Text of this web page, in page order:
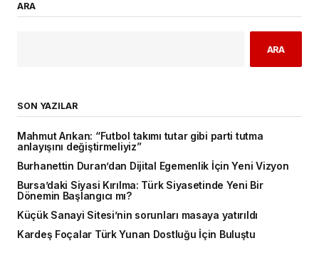
ARA
ARA
SON YAZILAR
Mahmut Arıkan: “Futbol takımı tutar gibi parti tutma
anlayışını değiştirmeliyiz”
Burhanettin Duran’dan Dijital Egemenlik İçin Yeni Vizyon
Bursa’daki Siyasi Kırılma: Türk Siyasetinde Yeni Bir
Dönemin Başlangıcı mı?
Küçük Sanayi Sitesi’nin sorunları masaya yatırıldı
Kardeş Foçalar Türk Yunan Dostluğu İçin Buluştu